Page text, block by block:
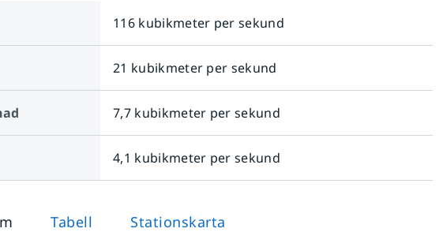
116 kubikmeter per sekund
21 kubikmeter per sekund
7,7 kubikmeter per sekund
4,1 kubikmeter per sekund
Tabell Stationskarta